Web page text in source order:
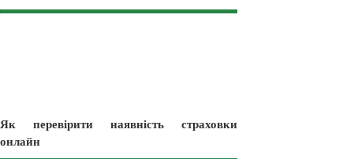
Як перевірити наявність страховки
онлайн